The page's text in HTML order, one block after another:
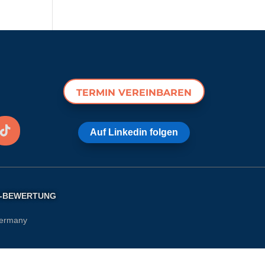
TERMIN VEREINBAREN
Auf Linkedin folgen